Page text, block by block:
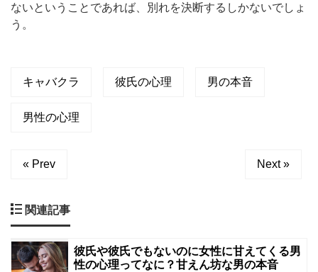
ないということであれば、別れを決断するしかないでしょ
う。
キャバクラ 彼氏の心理 男の本音
男性の心理
« Prev Next »
関連記事
彼氏や彼氏でもないのに女性に甘えてくる男
性の心理ってなに？甘えん坊な男の本音